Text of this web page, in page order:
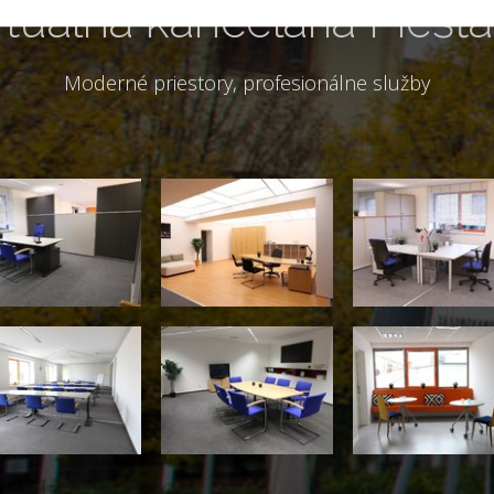
kancelária
Moderné priestory, profesionálne služby